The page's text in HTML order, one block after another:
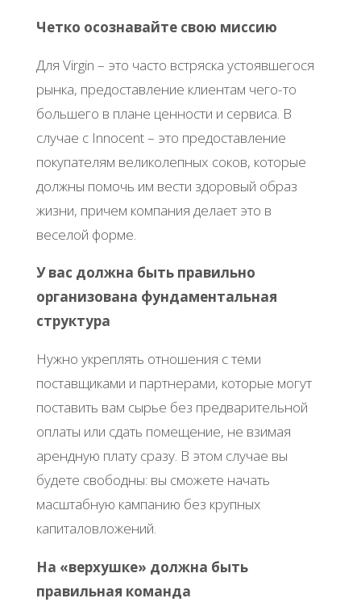
Четко осознавайте свою миссию
Для Virgin – это часто встряска устоявшегося
рынка, предоставление клиентам чего-то
большего в плане ценности и сервиса. В
случае с Innocent – это предоставление
покупателям великолепных соков, которые
должны помочь им вести здоровый образ
жизни, причем компания делает это в
веселой форме.
У вас должна быть правильно
организована фундаментальная
структура
Нужно укреплять отношения с теми
поставщиками и партнерами, которые могут
поставить вам сырье без предварительной
оплаты или сдать помещение, не взимая
арендную плату сразу. В этом случае вы
будете свободны: вы сможете начать
масштабную кампанию без крупных
капиталовложений.
На «верхушке» должна быть
правильная команда